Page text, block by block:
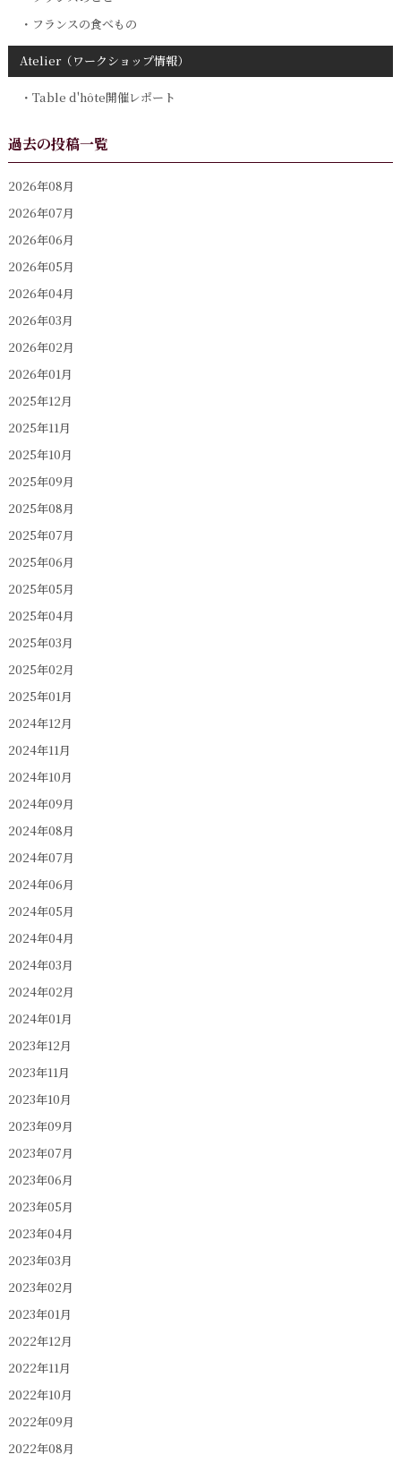
フランスの食べもの
Atelier（ワークショップ情報）
Table d'hôte開催レポート
過去の投稿一覧
2026年08月
2026年07月
2026年06月
2026年05月
2026年04月
2026年03月
2026年02月
2026年01月
2025年12月
2025年11月
2025年10月
2025年09月
2025年08月
2025年07月
2025年06月
2025年05月
2025年04月
2025年03月
2025年02月
2025年01月
2024年12月
2024年11月
2024年10月
2024年09月
2024年08月
2024年07月
2024年06月
2024年05月
2024年04月
2024年03月
2024年02月
2024年01月
2023年12月
2023年11月
2023年10月
2023年09月
2023年07月
2023年06月
2023年05月
2023年04月
2023年03月
2023年02月
2023年01月
2022年12月
2022年11月
2022年10月
2022年09月
2022年08月